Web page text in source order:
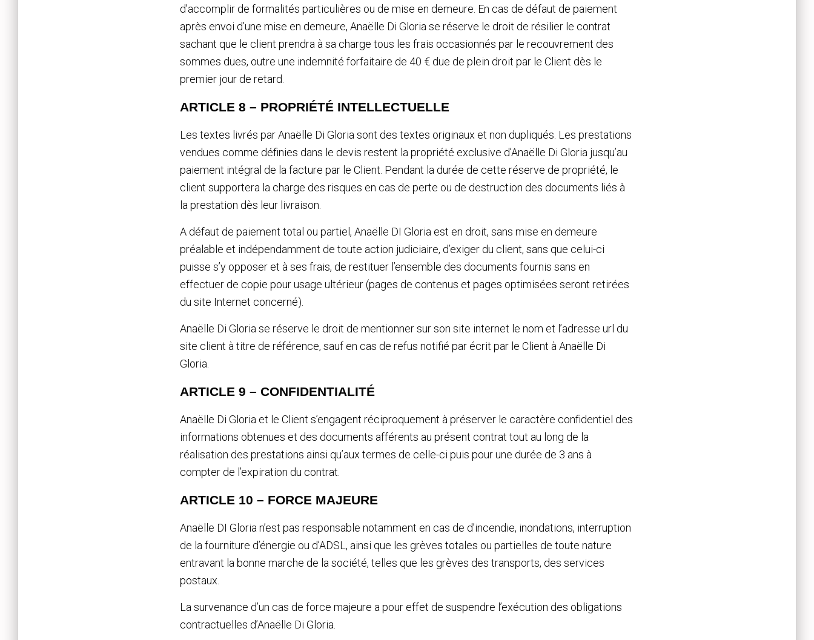
d’accomplir de formalités particulières ou de mise en demeure. En cas de défaut de paiement
après envoi d’une mise en demeure, Anaëlle Di Gloria se réserve le droit de résilier le contrat
sachant que le client prendra à sa charge tous les frais occasionnés par le recouvrement des
sommes dues, outre une indemnité forfaitaire de 40 € due de plein droit par le Client dès le
premier jour de retard.
ARTICLE 8 – PROPRIÉTÉ INTELLECTUELLE
Les textes livrés par Anaëlle Di Gloria sont des textes originaux et non dupliqués. Les prestations
vendues comme définies dans le devis restent la propriété exclusive d’Anaëlle Di Gloria jusqu’au
paiement intégral de la facture par le Client. Pendant la durée de cette réserve de propriété, le
client supportera la charge des risques en cas de perte ou de destruction des documents liés à
la prestation dès leur livraison.
A défaut de paiement total ou partiel, Anaëlle DI Gloria est en droit, sans mise en demeure
préalable et indépendamment de toute action judiciaire, d’exiger du client, sans que celui-ci
puisse s’y opposer et à ses frais, de restituer l’ensemble des documents fournis sans en
effectuer de copie pour usage ultérieur (pages de contenus et pages optimisées seront retirées
du site Internet concerné).
Anaëlle Di Gloria se réserve le droit de mentionner sur son site internet le nom et l’adresse url du
site client à titre de référence, sauf en cas de refus notifié par écrit par le Client à Anaëlle Di
Gloria.
ARTICLE 9 – CONFIDENTIALITÉ
Anaëlle Di Gloria et le Client s’engagent réciproquement à préserver le caractère confidentiel des
informations obtenues et des documents afférents au présent contrat tout au long de la
réalisation des prestations ainsi qu’aux termes de celle-ci puis pour une durée de 3 ans à
compter de l’expiration du contrat.
ARTICLE 10 – FORCE MAJEURE
Anaëlle DI Gloria n’est pas responsable notamment en cas de d’incendie, inondations, interruption
de la fourniture d’énergie ou d’ADSL, ainsi que les grèves totales ou partielles de toute nature
entravant la bonne marche de la société, telles que les grèves des transports, des services
postaux.
La survenance d’un cas de force majeure a pour effet de suspendre l’exécution des obligations
contractuelles d’Anaëlle Di Gloria.